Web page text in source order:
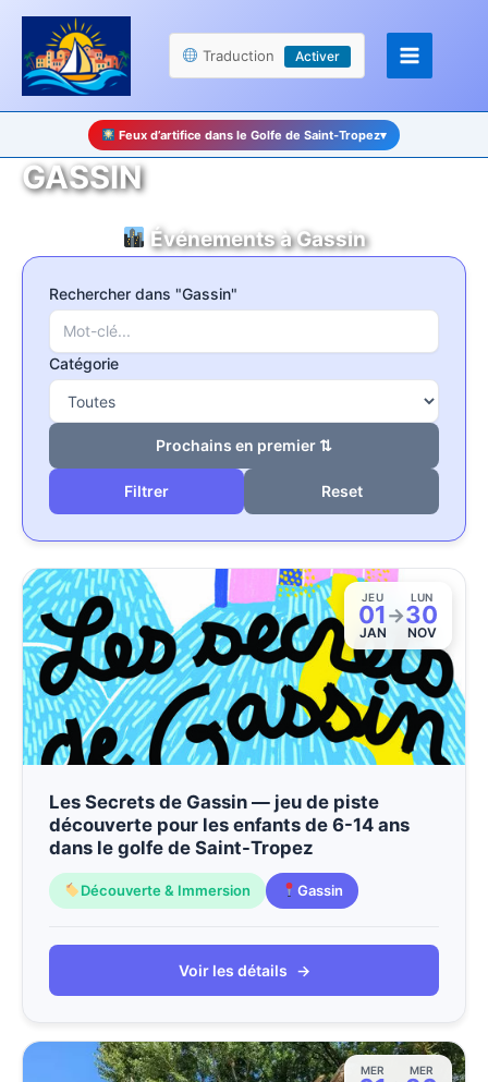
Panneau de gestion des cookies
Aller
contenu
Traduction Activer
Feux d’artifice dans le Golfe de Saint-Tropez▾
GASSIN
Événements à Gassin
Rechercher dans "Gassin"
Catégorie
Prochains en premier ⇅
Reset
JEU
01
JAN
→
LUN
30
NOV
Les Secrets de Gassin — jeu de piste
découverte pour les enfants de 6-14 ans
dans le golfe de Saint-Tropez
Découverte & Immersion Gassin
Voir les détails →
MER MER